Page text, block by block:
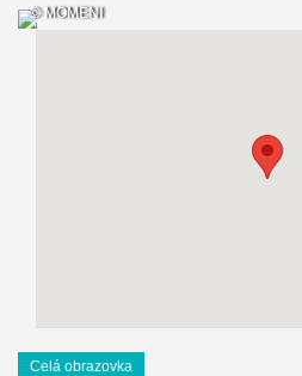
© MOMENI
Celá obrazovka